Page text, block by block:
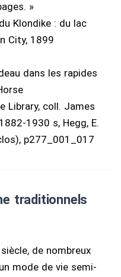
»
Klondike : du lac
City, 1899
dans les rapides
Library, coll. James
1930 s, Hegg, E.
p277_001_017
traditionnels
de nombreux
mode de vie semi-